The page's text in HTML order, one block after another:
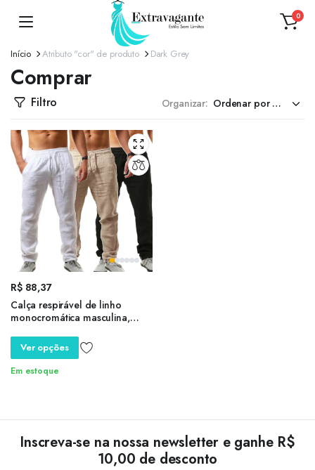
0
Início Atributo "cor" de produto Dark Grey
Comprar
Filtro Organizar:
R$88,37
Calça respirável de linho
monocromática masculina,
moletom de corrida, streetwear
verão
Ver opções
Em estoque
Inscreva-se na nossa newsletter e ganhe R$
10,00 de desconto